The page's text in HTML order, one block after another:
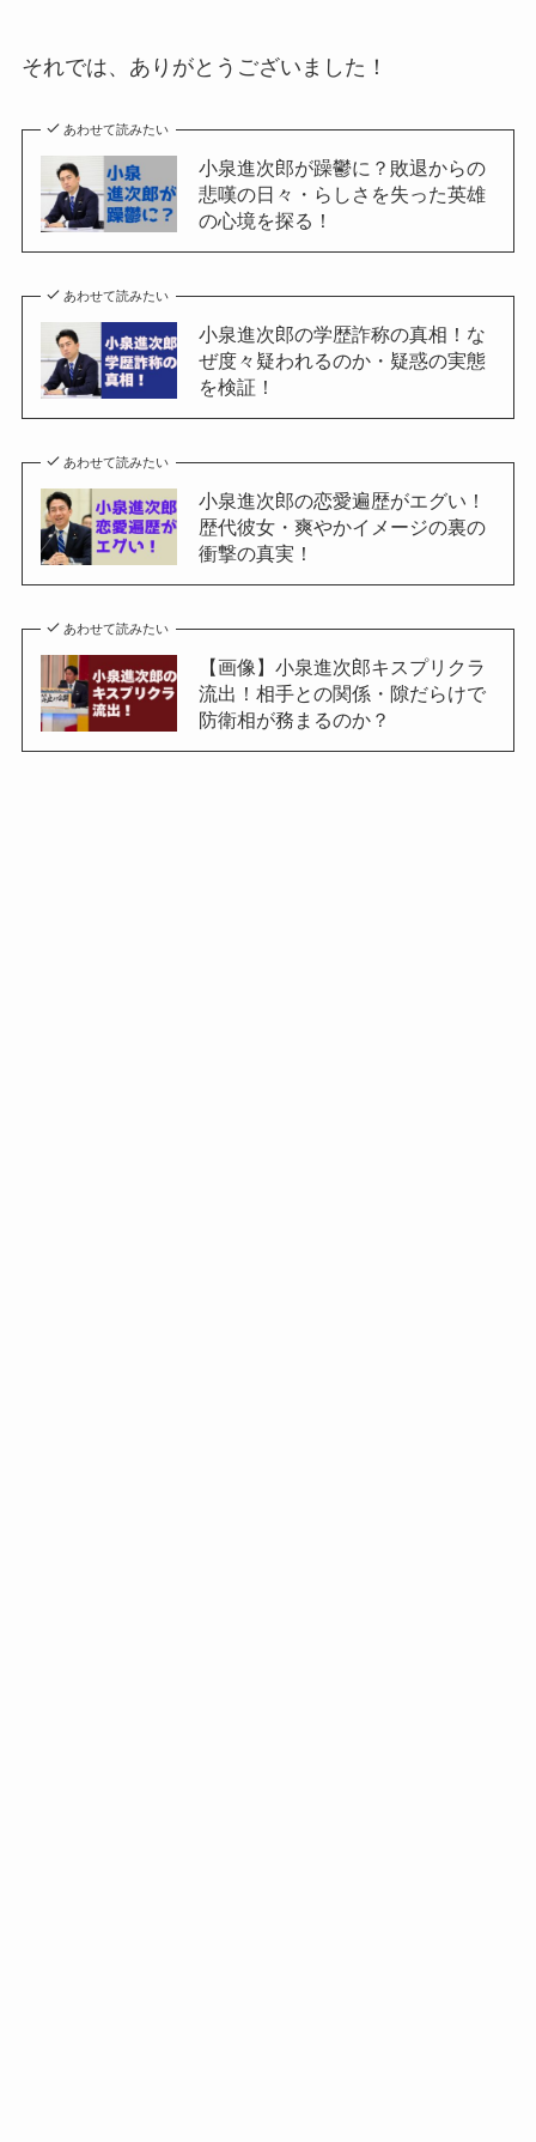
それでは、ありがとうございました！
あわせて読みたい
小泉進次郎が躁鬱に？敗退からの
悲嘆の日々・らしさを失った英雄
の心境を探る！
あわせて読みたい
小泉進次郎の学歴詐称の真相！な
ぜ度々疑われるのか・疑惑の実態
を検証！
あわせて読みたい
小泉進次郎の恋愛遍歴がエグい！
歴代彼女・爽やかイメージの裏の
衝撃の真実！
あわせて読みたい
【画像】小泉進次郎キスプリクラ
流出！相手との関係・隙だらけで
防衛相が務まるのか？